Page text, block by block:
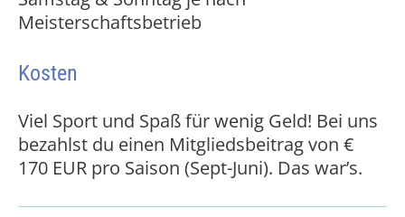
Meisterschaftsbetrieb
Kosten
Viel Sport und Spaß für wenig Geld! Bei uns
bezahlst du einen Mitgliedsbeitrag von €
170 EUR pro Saison (Sept-Juni). Das war’s.